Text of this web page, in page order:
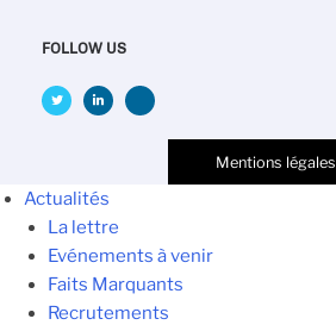
FOLLOW US
Mentions légales
Actualités
La lettre
Evénements à venir
Faits Marquants
Recrutements